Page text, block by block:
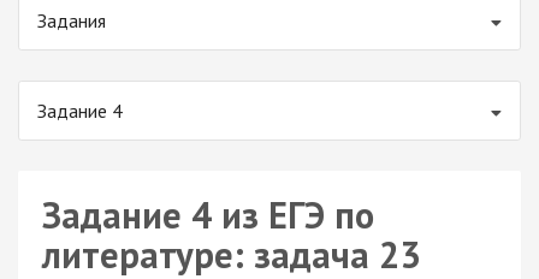
Задания
Задание 4
Задание 4 из ЕГЭ по
литературе: задача 23